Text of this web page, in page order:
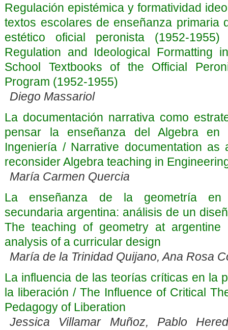
Regulación epistémica y formatividad
textos escolares de enseñanza primaria
estético oficial peronista (1952-
Regulation and Ideological Formatting
School Textbooks of the Official
Program (1952-1955)
Diego Massariol
La documentación narrativa como
pensar la enseñanza del Algebra en
Ingeniería / Narrative documentation as
reconsider Algebra teaching in
María Carmen Quercia
La enseñanza de la geometría en
secundaria argentina: análisis de un
The teaching of geometry at argentine
analysis of a curricular design
María de la Trinidad Quijano, Ana Rosa
La influencia de las teorías críticas en la
la liberación / The Influence of Critical
Pedagogy of Liberation
Jessica Villamar Muñoz, Pablo